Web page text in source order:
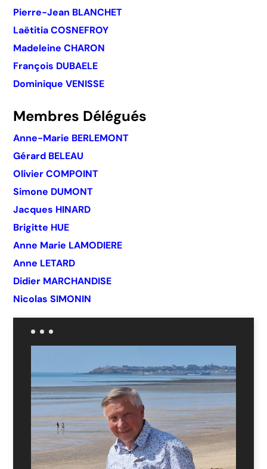
Pierre-Jean BLANCHET
Laëtitia COSNEFROY
Madeleine CHARON
François DUBAELE
Dominique VENISSE
Membres Délégués
Anne-Marie BERLEMONT
Gérard BELEAU
Olivier COMPOINT
Simone DUMONT
Jacques HINARD
Brigitte HUE
Anne Marie LAMODIERE
Anne LETARD
Didier MARCHANDISE
Nicolas SIMONIN